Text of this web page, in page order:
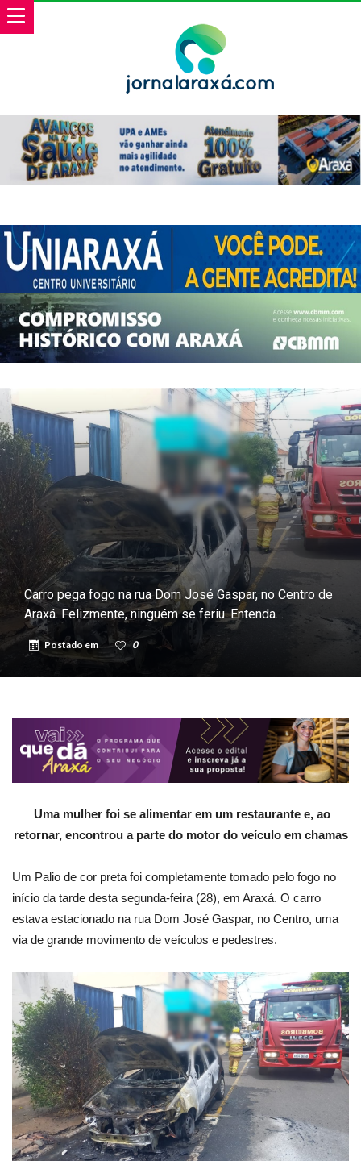
Carro pega fogo na rua Dom José Gaspar, no Centro de
Araxá. Felizmente, ninguém se feriu. Entenda…
Postado em 0
Uma mulher foi se alimentar em um restaurante e, ao
retornar, encontrou a parte do motor do veículo em chamas
Um Palio de cor preta foi completamente tomado pelo fogo no
início da tarde desta segunda-feira (28), em Araxá. O carro
estava estacionado na rua Dom José Gaspar, no Centro, uma
via de grande movimento de veículos e pedestres.